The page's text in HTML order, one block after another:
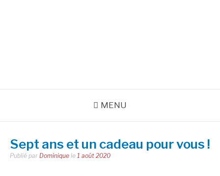
MENU
Sept ans et un cadeau pour vous !
Publié par Dominique le 1 août 2020